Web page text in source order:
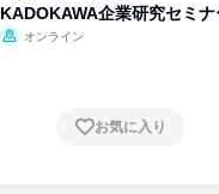
KADOKAWA企業研究セミナ
オンライン
お気に入り